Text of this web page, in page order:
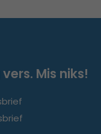
Mis niks!